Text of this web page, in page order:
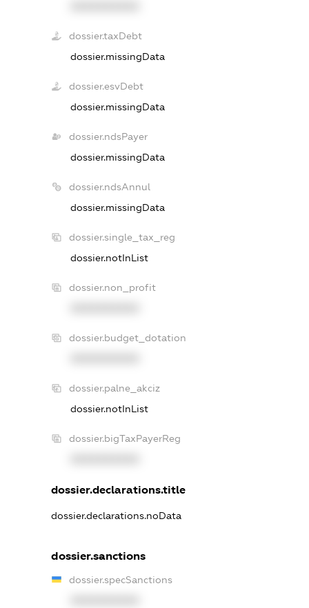
dossier.taxDebt
dossier.missingData
dossier.esvDebt
dossier.missingData
dossier.ndsPayer
dossier.missingData
dossier.ndsAnnul
dossier.missingData
dossier.single_tax_reg
dossier.notInList
dossier.non_profit
dossier.budget_dotation
dossier.palne_akciz
dossier.notInList
dossier.bigTaxPayerReg
dossier.declarations.title
dossier.declarations.noData
dossier.sanctions
dossier.specSanctions